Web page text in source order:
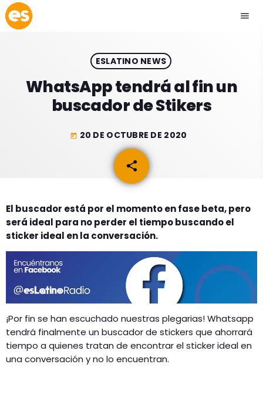
menu
play_arrow EMISIÓN LA PAZ
EMISIÓN COCHABAMBA
ESLATINO NEWS
ACTUALIDAD
GEEKERS
MÚSICA
ENTRETENIMIENTO
LOS + TOP
PROGRAMACIÓN
INICIO
RADIO SPLENDID
CONTACTO
ESLATINO NEWS
WhatsApp tendrá al fin un
buscador de Stikers
today 20 DE OCTUBRE DE 2020
share
email
El buscador está por el momento en fase beta, pero
será ideal para no perder el tiempo buscando el
sticker ideal en la conversación.
¡Por fin se han escuchado nuestras plegarias! Whatsapp
tendrá finalmente un buscador de stickers que ahorrará
tiempo a quienes tratan de encontrar el sticker ideal en
una conversación y no lo encuentran.